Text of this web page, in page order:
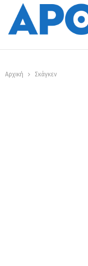
Αρχική Σκάγκεν